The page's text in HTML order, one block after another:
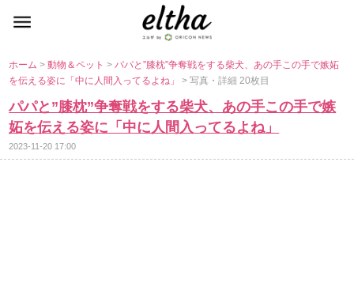
ホーム>動物＆ペット>パパと”膝枕”争奪戦をする柴犬、あの手この手で嫉妬
を伝える姿に「中に人間入ってるよね」> 写真・詳細 20枚目
パパと”膝枕”争奪戦をする柴犬、あの手この手で嫉
妬を伝える姿に「中に人間入ってるよね」
2023-11-20 17:00